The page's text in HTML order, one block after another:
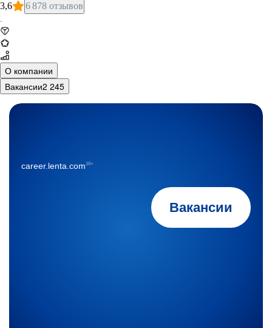
3,6 6 878 отзывов
·
О компании
Вакансии2 245
Вакансии
career.lenta.com16+